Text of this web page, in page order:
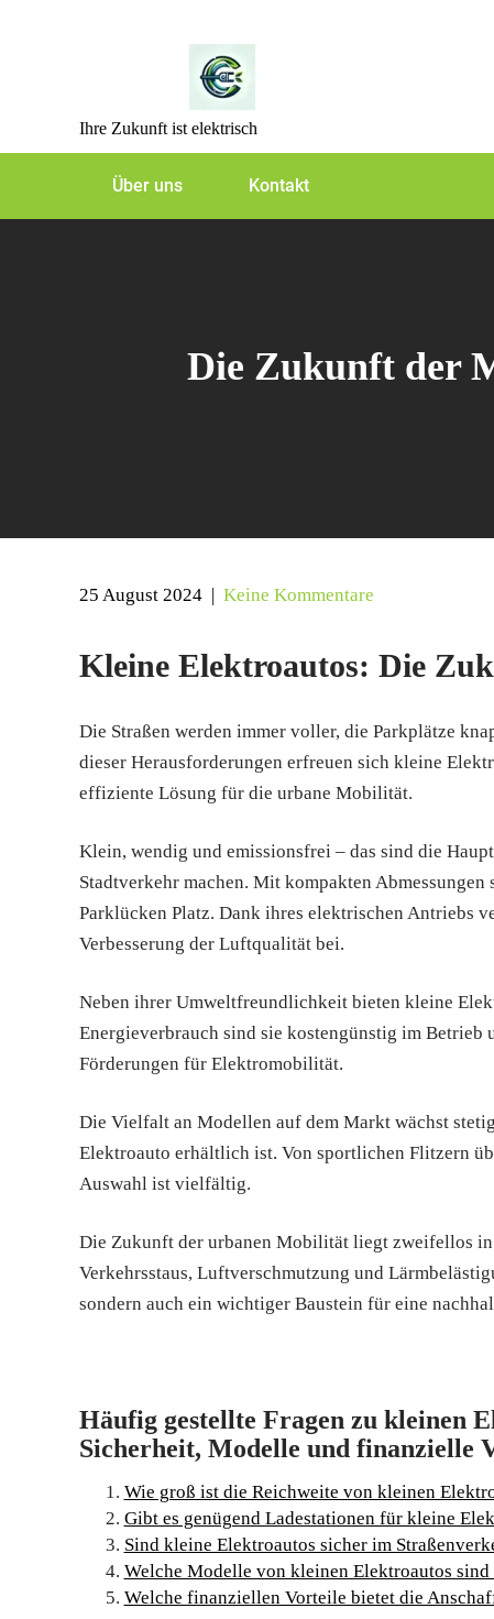
Ihre Zukunft ist elektrisch
Über uns Kontakt
Die Zukunft der
25 August 2024 | Keine Kommentare
Kleine Elektroautos: Die
Die Straßen werden immer voller, die Parkplätze
dieser Herausforderungen erfreuen sich kleine
effiziente Lösung für die urbane Mobilität.
Klein, wendig und emissionsfrei – das sind die
Stadtverkehr machen. Mit kompakten
Parklücken Platz. Dank ihres elektrischen Antriebs
Verbesserung der Luftqualität bei.
Neben ihrer Umweltfreundlichkeit bieten kleine
Energieverbrauch sind sie kostengünstig im
Förderungen für Elektromobilität.
Die Vielfalt an Modellen auf dem Markt wächst
Elektroauto erhältlich ist. Von sportlichen Flitzern
Auswahl ist vielfältig.
Die Zukunft der urbanen Mobilität liegt zweifellos
Verkehrsstaus, Luftverschmutzung und
sondern auch ein wichtiger Baustein für eine
Häufig gestellte Fragen zu kleinen
Sicherheit, Modelle und finanzielle
Wie groß ist die Reichweite von kleinen
Gibt es genügend Ladestationen für kleine
Sind kleine Elektroautos sicher im
Welche Modelle von kleinen Elektroautos
Welche finanziellen Vorteile bietet die